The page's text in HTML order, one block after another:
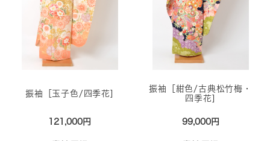
振袖［玉子色/四季花]
121,000円
振袖［紺色/古典松竹梅・
四季花]
99,000円